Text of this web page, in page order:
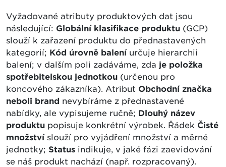
Vyžadované atributy produktových dat jsou
následující: Globální klasifikace produktu (GCP)
slouží k zařazení produktu do přednastavených
kategorií; Kód úrovně baleníurčuje hierarchii
balení; v dalším poli zadáváme, zda je položka
spotřebitelskou jednotkou (určenou pro
koncového zákazníka). Atribut Obchodní značka
neboli brand nevybíráme z přednastavené
nabídky, ale vypisujeme ručně; Dlouhý název
produktu popisuje konkrétní výrobek. Řádek Čisté
množstvíslouží pro vyjádření množství a měrné
jednotky; Status indikuje, v jaké fázi zaevidování
se náš produkt nachází (např. rozpracovaný).